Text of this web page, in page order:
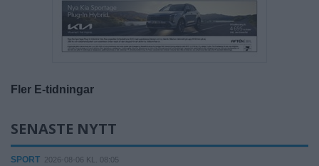
Fler E-tidningar
SENASTE NYTT
SPORT 2026-08-06 KL. 08:05